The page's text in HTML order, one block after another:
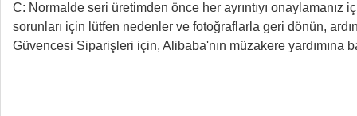
C: Normalde seri üretimden önce her ayrıntıyı
sorunları için lütfen nedenler ve fotoğraflarla geri dönün,
Güvencesi Siparişleri için, Alibaba'nın müzakere yardımına